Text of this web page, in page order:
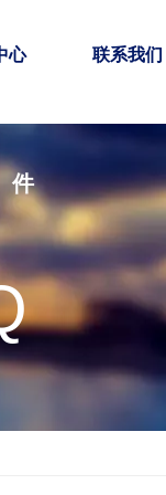
心 联系我们
件